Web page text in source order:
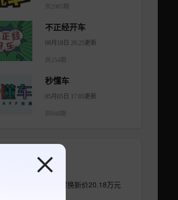
共2965期
不正经开车
08月18日 20:25更新
共254期
秒懂车
05月05日 17:05更新
共648期
长城H10正式上市 限时换新价20.18万元